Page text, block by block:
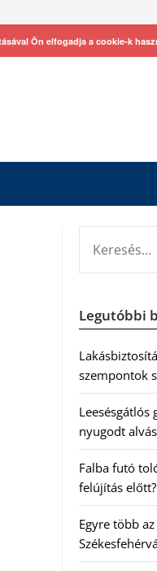
Legutóbbi
szempontok
Leesésgátlós
nyugodt
Falba futó
felújítás előtt?
Egyre több
Ön elfogadja a cookie-k